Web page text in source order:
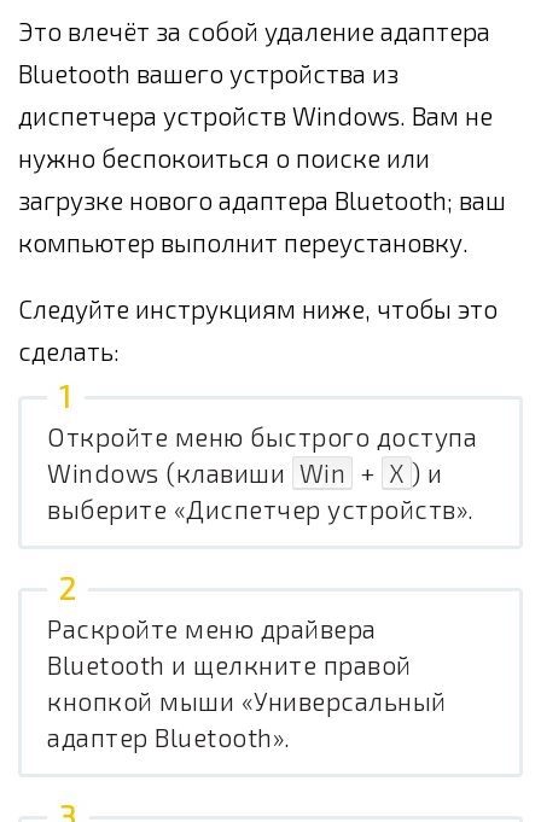
Это влечёт за собой удаление адаптера
Bluetooth вашего устройства из
диспетчера устройств Windows. Вам не
нужно беспокоиться о поиске или
загрузке нового адаптера Bluetooth; ваш
компьютер выполнит переустановку.
Следуйте инструкциям ниже, чтобы это
сделать:
Откройте меню быстрого доступа
Windows (клавиши Win + X ) и
выберите «Диспетчер устройств».
Раскройте меню драйвера
Bluetooth и щелкните правой
кнопкой мыши «Универсальный
адаптер Bluetooth».